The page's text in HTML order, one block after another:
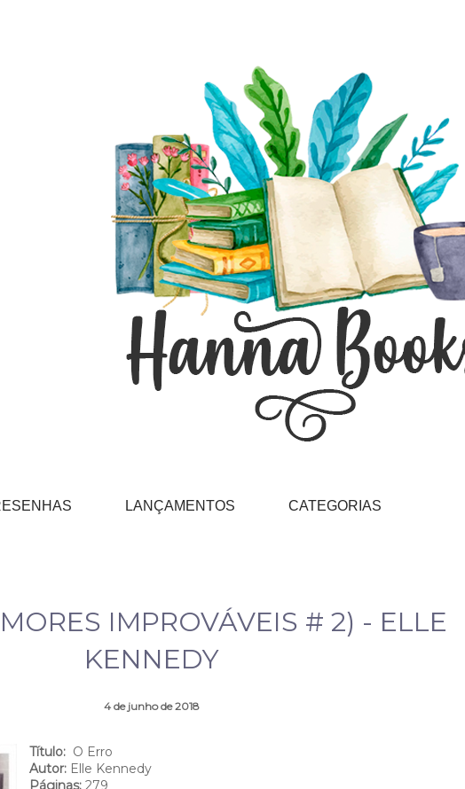
LANÇAMENTOS CATEGORIAS
IMPROVÁVEIS # 2) - ELLE
KENNEDY
4 de junho de 2018
Título: O Erro
Autor: Elle Kennedy
Páginas: 279